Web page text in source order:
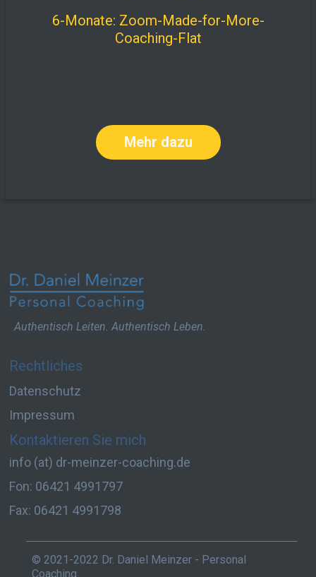
6-Monate: Zoom-Made-for-More-
Coaching-Flat
Mehr dazu
Authentisch Leiten. Authentisch Leben.
Rechtliches
Datenschutz
Impressum
Kontaktieren Sie mich
info (at) dr-meinzer-coaching.de
Fon: 06421 4991797
Fax: 06421 4991798
© 2021-2022 Dr. Daniel Meinzer - Personal
Coaching